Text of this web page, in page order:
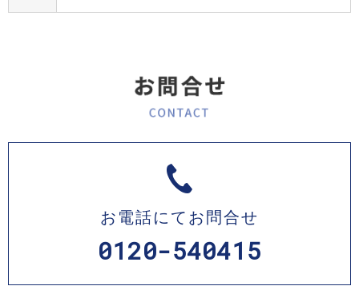
お電話にてお問合せ
0120-540415